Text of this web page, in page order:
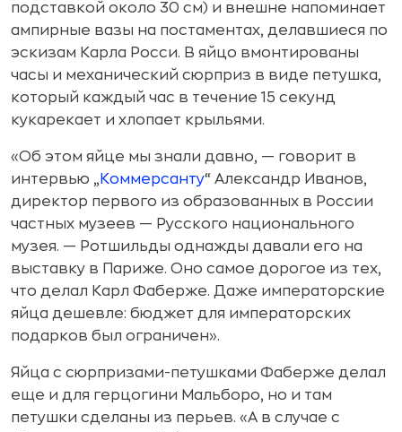
подставкой около 30 см) и внешне напоминает
ампирные вазы на постаментах, делавшиеся по
эскизам Карла Росси. В яйцо вмонтированы
часы и механический сюрприз в виде петушка,
который каждый час в течение 15 секунд
кукарекает и хлопает крыльями.
«Об этом яйце мы знали давно, — говорит в
интервью „ Коммерсанту“ Александр Иванов,
директор первого из образованных в России
частных музеев — Русского национального
музея. — Ротшильды однажды давали его на
выставку в Париже. Оно самое дорогое из тех,
что делал Карл Фаберже. Даже императорские
яйца дешевле: бюджет для императорских
подарков был ограничен».
Яйца с сюрпризами-петушками Фаберже делал
еще и для герцогини Мальборо, но и там
петушки сделаны из перьев. «А в случае с